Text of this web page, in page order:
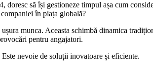
să își gestioneze timpul așa cum
în piața globală?
munca. Aceasta schimbă dinamica
pentru angajatori.
nevoie de soluții inovatoare și eficiente.